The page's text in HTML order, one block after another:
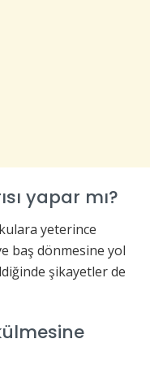
yapar mı?
yeterince
baş dönmesine yol
şikayetler de